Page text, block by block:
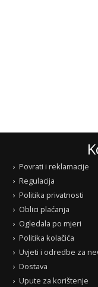
Povrati i reklamacije
Regulacija
Politika privatnosti
Oblici plaćanja
Ogledala po mjeri
Politika kolačića
Uvjeti i odredbe za
Dostava
Upute za korištenje